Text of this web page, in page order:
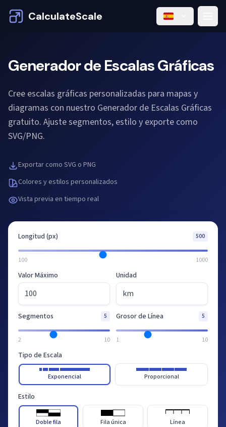
CalculateScale
Generador de Escalas Gráficas
Cree escalas gráficas personalizadas para mapas y
diagramas con nuestro Generador de Escalas Gráficas
gratuito. Ajuste segmentos, estilo y exporte como
SVG/PNG.
Exportar como SVG o PNG
Colores y estilos personalizados
Vista previa en tiempo real
Longitud (px) 500
100 1000
Valor Máximo Unidad
Segmentos 5
2 10
Grosor de Línea 5
1 10
Tipo de Escala
Exponencial Proporcional
Estilo
Doble fila Fila única Línea